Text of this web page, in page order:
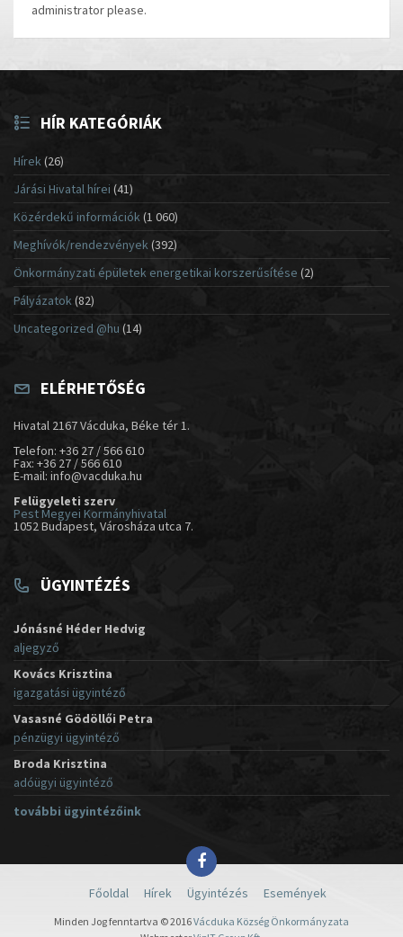
administrator please.
HÍR KATEGÓRIÁK
Hírek(26)
Járási Hivatal hírei (41)
Közérdekű információk(1 060)
Meghívók/rendezvények (392)
Önkormányzati épületek energetikai korszerűsítése (2)
Pályázatok (82)
Uncategorized @hu (14)
ELÉRHETŐSÉG
Hivatal 2167 Vácduka, Béke tér 1.
Telefon: +36 27 / 566 610
Fax: +36 27 / 566 610
E-mail: info@vacduka.hu
Felügyeleti szerv
Pest Megyei Kormányhivatal
1052 Budapest, Városháza utca 7.
ÜGYINTÉZÉS
Jónásné Héder Hedvig
aljegyző
Kovács Krisztina
igazgatási ügyintéző
Vasasné Gödöllői Petra
pénzügyi ügyintéző
Broda Krisztina
adóügyi ügyintéző
további ügyintézőink
Főoldal Hírek Ügyintézés Események
Minden Jog fenntartva © 2016Vácduka Község Önkormányzata